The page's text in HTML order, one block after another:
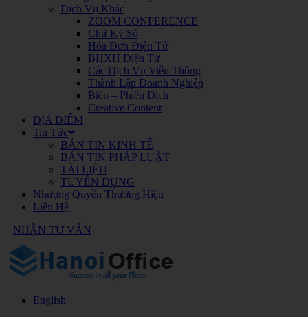
Dịch Vụ Khác
ZOOM CONFERENCE
Chữ Ký Số
Hóa Đơn Điện Tử
BHXH Điện Tử
Các Dịch Vụ Viễn Thông
Thành Lập Doanh Nghiệp
Biên – Phiên Dịch
Creative Content
ĐỊA ĐIỂM
Tin Tức
BẢN TIN KINH TẾ
BẢN TIN PHÁP LUẬT
TÀI LIỆU
TUYỂN DỤNG
Nhượng Quyền Thương Hiệu
Liên Hệ
NHẬN TƯ VẤN
English